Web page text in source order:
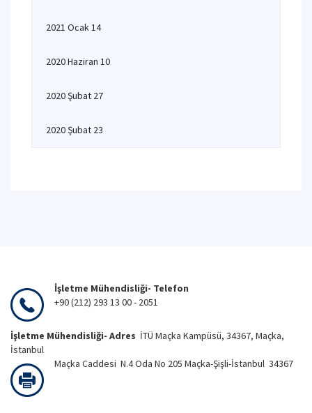
2021 Ocak 14
2020 Haziran 10
2020 Şubat 27
2020 Şubat 23
İşletme Mühendisliği- Telefon
+90 (212) 293 13 00 - 2051
İşletme Mühendisliği- Adres İTÜ Maçka Kampüsü, 34367, Maçka,
İstanbul
Maçka Caddesi N.4 Oda No 205 Maçka-Şişli-İstanbul 34367